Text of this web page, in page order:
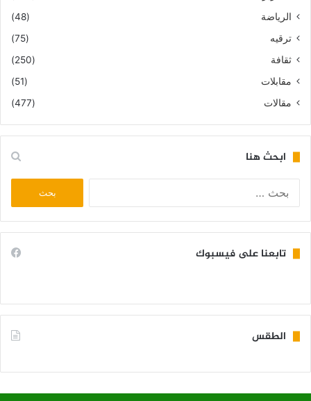
الرياضة
(48)
ترقيه
(75)
ثقافة
(250)
مقابلات
(51)
مقالات
(477)
ابحث هنا
تابعنا على فيسبوك
الطقس